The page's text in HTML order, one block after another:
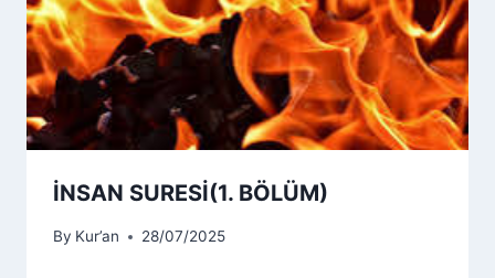
İNSAN SURESİ(1. BÖLÜM)
By Kur’an 28/07/2025